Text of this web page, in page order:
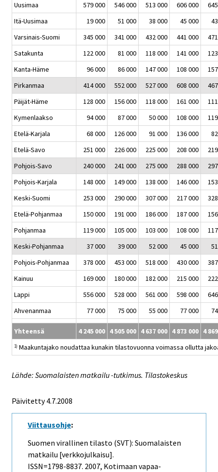
Uusimaa 579 000 546 000 513 000 606 000
Itä-Uusimaa
19 000 51 000 38 000 45 000
Varsinais-Suomi
345 000 341 000 432 000 441 000
Satakunta
122 000 81 000 118 000 141 000
Kanta-Häme
96 000 86 000 147 000 108 000
Pirkanmaa
414 000 552 000 527 000 608 000
Päijät-Häme
128 000 156 000 118 000 161 000
Kymenlaakso
94 000 87 000 50 000 108 000
Etelä-Karjala
68 000 126 000 91 000 136 000
Etelä-Savo
251 000 226 000 225 000 208 000
Pohjois-Savo
240 000 241 000 275 000 288 000
Pohjois-Karjala
148 000 149 000 138 000 146 000
Keski-Suomi
253 000 290 000 307 000 217 000
Etelä-Pohjanmaa
150 000 191 000 186 000 187 000
Pohjanmaa
119 000 105 000 103 000 108 000
Keski-Pohjanmaa
37 000 39 000 52 000 45 000
Pohjois-Pohjanmaa
378 000 453 000 518 000 430 000
Kainuu
169 000 180 000 182 000 215 000
Lappi
556 000 528 000 561 000 598 000
Ahvenanmaa
77 000 75 000 55 000 77 000
Yhteensä 4 245 000 4 505 000 4 637 000 4 873 000 4
1) Maakuntajako noudattaa kunakin tilastovuonna voimassa ollutta
Lähde: Suomalaisten matkailu -tutkimus. Tilastokeskus
Päivitetty4.7.2008
Viittausohje:
Suomen virallinen tilasto (SVT): Suomalaisten
matkailu [verkkojulkaisu].
ISSN=1798-8837. 2007, Kotimaan vapaa-